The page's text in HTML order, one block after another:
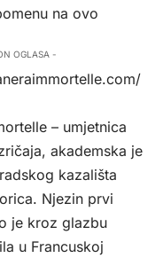
na ovo
OGLASA -
– umjetnica
akademska je
kazališta
Njezin prvi
je kroz glazbu
u Francuskoj